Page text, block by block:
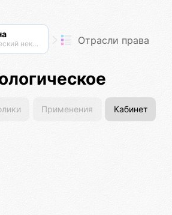
Юридический нексус Отрасли права
Применения Кабинет